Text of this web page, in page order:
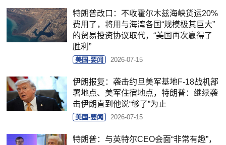
特朗普改口：不收霍尔木兹海峡货运20%
费用了，将用与海湾各国“规模极其巨大”
的贸易投资协议取代，“美国再次赢得了
胜利”
美国-要闻 2026-07-15
伊朗报复：袭击约旦美军基地F-18战机部
署地点、美军住宿地点，特朗普：继续袭
击伊朗直到他说“够了”为止
美国-要闻 2026-07-15
特朗普：与英特尔CEO会面“非常有趣”，